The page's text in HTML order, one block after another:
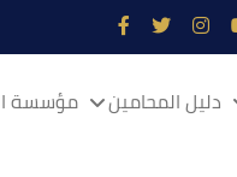
دليل المحامين مؤسسة